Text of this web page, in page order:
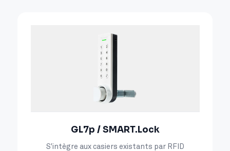
GL7p / SMART.Lock
S'intègre aux casiers existants par RFID